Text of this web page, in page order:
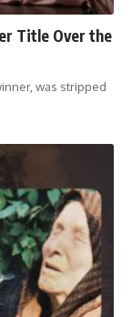
Title Over the
was stripped